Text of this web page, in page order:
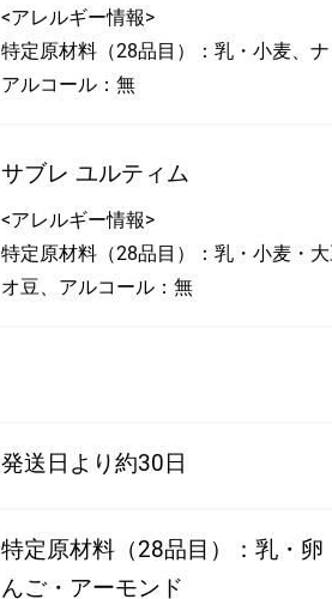
<アレルギー情報>
特定原材料（28品目）：乳・小麦、
アルコール：無
サブレ ユルティム
<アレルギー情報>
特定原材料（28品目）：乳・小麦・
オ豆、アルコール：無
発送日より約30日
特定原材料（28品目）：乳・
んご・アーモンド